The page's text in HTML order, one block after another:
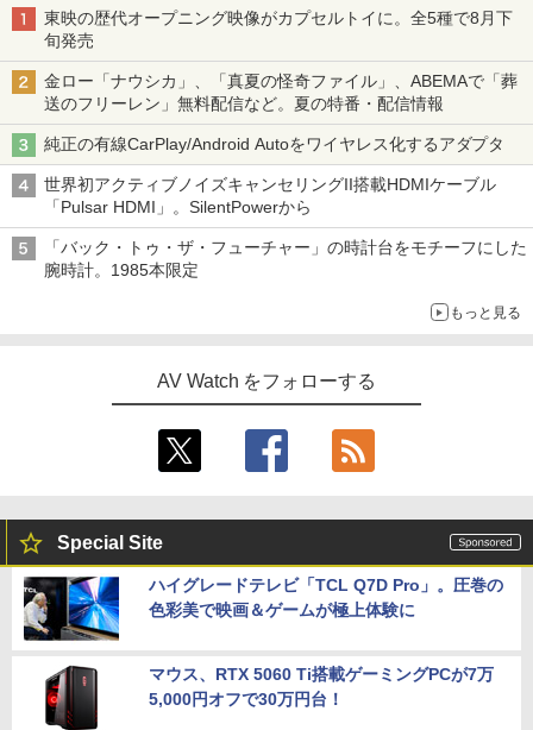
東映の歴代オープニング映像がカプセルトイに。全5種で8月下
旬発売
金ロー「ナウシカ」、「真夏の怪奇ファイル」、ABEMAで「葬
送のフリーレン」無料配信など。夏の特番・配信情報
純正の有線CarPlay/Android Autoをワイヤレス化するアダプタ
世界初アクティブノイズキャンセリングII搭載HDMIケーブル
「Pulsar HDMI」。SilentPowerから
「バック・トゥ・ザ・フューチャー」の時計台をモチーフにした
腕時計。1985本限定
もっと見る
AV Watch をフォローする
Special Site
ハイグレードテレビ「TCL Q7D Pro」。圧巻の
色彩美で映画＆ゲームが極上体験に
マウス、RTX 5060 Ti搭載ゲーミングPCが7万
5,000円オフで30万円台！